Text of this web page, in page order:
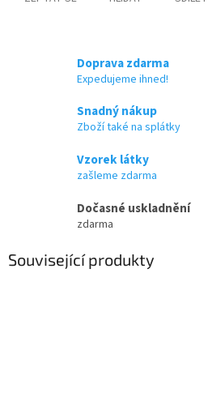
Doprava zdarma
Expedujeme ihned!
Snadný nákup
Zboží také na splátky
Vzorek látky
zašleme zdarma
Dočasné uskladnění
zdarma
Související produkty